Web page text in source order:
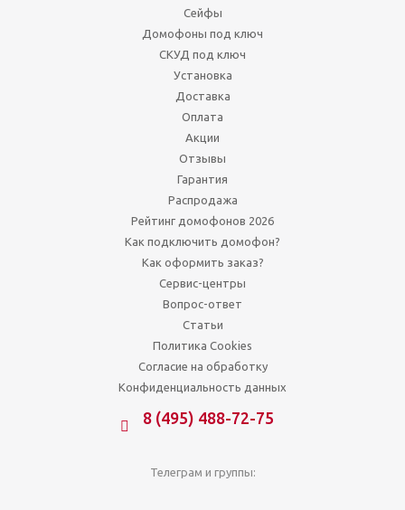
Сейфы
Домофоны под ключ
СКУД под ключ
Установка
Доставка
Оплата
Акции
Отзывы
Гарантия
Распродажа
Рейтинг домофонов 2026
Как подключить домофон?
Как оформить заказ?
Сервис-центры
Вопрос-ответ
Статьи
Политика Cookies
Согласие на обработку
Конфиденциальность данных
8 (495) 488-72-75
Телеграм и группы: